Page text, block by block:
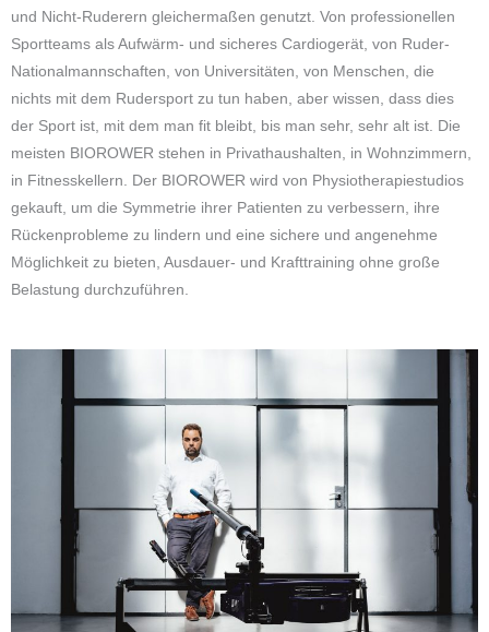
und Nicht-Ruderern gleichermaßen genutzt. Von professionellen
Sportteams als Aufwärm- und sicheres Cardiogerät, von Ruder-
Nationalmannschaften, von Universitäten, von Menschen, die
nichts mit dem Rudersport zu tun haben, aber wissen, dass dies
der Sport ist, mit dem man fit bleibt, bis man sehr, sehr alt ist. Die
meisten BIOROWER stehen in Privathaushalten, in Wohnzimmern,
in Fitnesskellern. Der BIOROWER wird von Physiotherapiestudios
gekauft, um die Symmetrie ihrer Patienten zu verbessern, ihre
Rückenprobleme zu lindern und eine sichere und angenehme
Möglichkeit zu bieten, Ausdauer- und Krafttraining ohne große
Belastung durchzuführen.